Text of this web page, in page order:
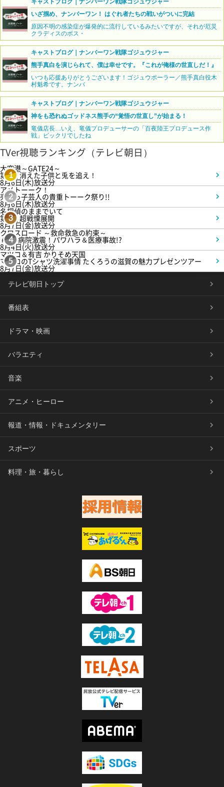
キャストブログ｜ナンバーワン戦隊ゴジュウジャー
いざ掴め、ナンバーワン！ はぐれ者たちの戦いがついに完結
原因不明の感染症が爆発的に流行しているみたいですが、それが厄災
クラディスのボス・
キャストブログ｜ナンバーワン戦隊ゴジュウジャー
熊手真白を演じられて、僕は幸せです。『これが俺様の世直しだ！』
いつも応援ありがとうございます！ゴジュウポーラー／熊手真白役木
村魁希です。ナンバ
キャストブログ｜ナンバーワン戦隊ゴジュウジャー
神をも恐れぬゴッドネス熊手の“覚悟の世直し”が始まる！
竜儀店長…いえ、竜儀プロデューサーの「百夜陸王プロデュース作
戦」ビックリでしたね
TVer視聴ランキング（テレビ朝日）
1
大空港～GATE24～
第3話 消えた子供と兎を追え！
8月6日(木)放送分
2
アメトーーク！
売れっ子芸人の貴重トーーク祭り!!
8月6日(木)放送分
3
名探偵のままでいて
第4話 超戦慄展開
8月7日(金)放送分
4
クロスロード ～救命救急の約束～
＃5 病院激震！パワハラ＆医療事故!?
8月4日(火)放送分
5
マツコ＆有吉 かりそめ天国
マツコのTシャツ洗濯事情 たくろうの滋賀の魅力プレゼンツアー
8月7日(金)放送分
テレビ朝日トップ
番組表
ドラマ・映画
バラエティ
音楽
アニメ・ヒーロー
報道・情報・ドキュメンタリー
スポーツ
料理・旅・暮らし